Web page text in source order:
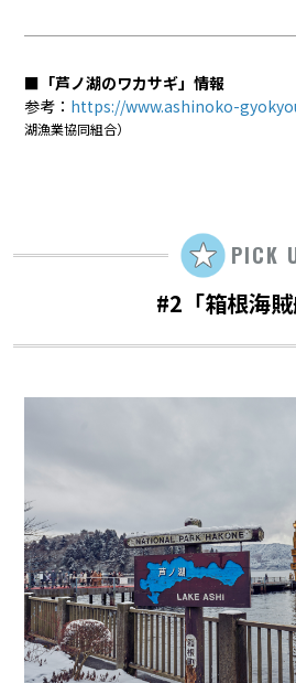
■「芦ノ湖のワカサギ」情報
参考： https://www.ashinoko-
湖漁業協同組合）
PICK
#2「箱根海賊